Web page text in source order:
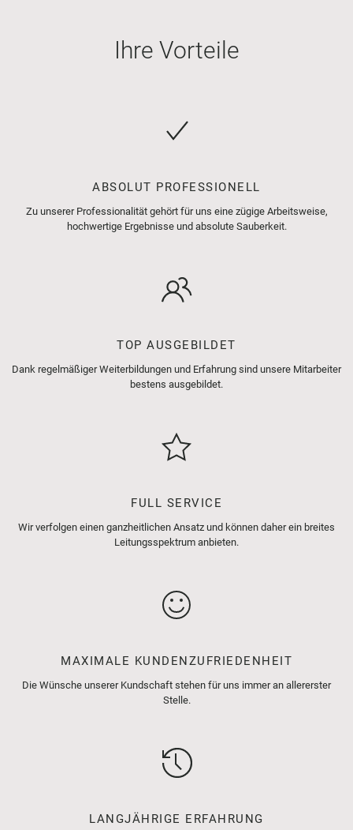
Ihre Vorteile
ABSOLUT PROFESSIONELL
Zu unserer Professionalität gehört für uns eine zügige Arbeitsweise,
hochwertige Ergebnisse und absolute Sauberkeit.
TOP AUSGEBILDET
Dank regelmäßiger Weiterbildungen und Erfahrung sind unsere Mitarbeiter
bestens ausgebildet.
FULL SERVICE
Wir verfolgen einen ganzheitlichen Ansatz und können daher ein breites
Leitungsspektrum anbieten.
MAXIMALE KUNDENZUFRIEDENHEIT
Die Wünsche unserer Kundschaft stehen für uns immer an allererster
Stelle.
LANGJÄHRIGE ERFAHRUNG